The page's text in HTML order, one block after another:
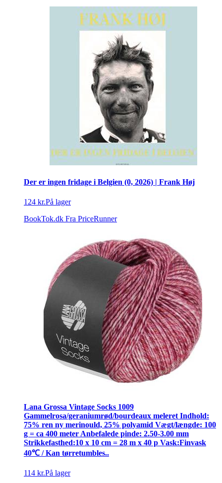
Der er ingen fridage i Belgien (0, 2026) | Frank Høj
124 kr.På lager
BookTok.dk Fra PriceRunner
Lana Grossa Vintage Socks 1009
Gammelrosa/geraniumrød/bourdeaux meleret Indhold:
75% ren ny merinould, 25% polyamid Vægt/længde: 100
g = ca 400 meter Anbefalede pinde: 2.50-3.00 mm
Strikkefasthed:10 x 10 cm = 28 m x 40 p Vask:Finvask
40℃ / Kan tørretumbles..
114 kr.På lager